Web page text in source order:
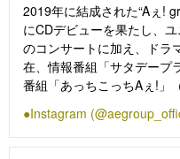
2019年に結成された“Aぇ!
にCDデビューを果たし、
のコンサートに加え、ドラ
在、情報番組「サタデープ
番組「あっちこっちAぇ!」
ジオ）にレギュラー出演中
『Touching the Void タッ
Instagram